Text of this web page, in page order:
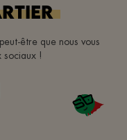
être que nous vous
sociaux !